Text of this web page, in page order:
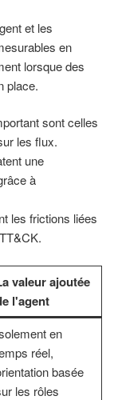
et les
en
lorsque des
place.
sont celles
les flux.
une
à
les frictions liées
valeur ajoutée
l'agent
en
réel,
basée
les rôles